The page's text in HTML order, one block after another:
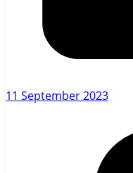
11 September 2023